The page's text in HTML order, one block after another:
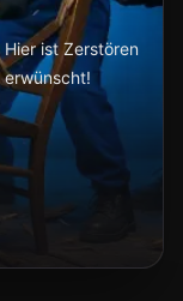
ist Zerstören